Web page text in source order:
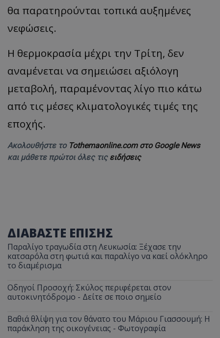
θα παρατηρούνται τοπικά αυξημένες
νεφώσεις.
Η θερμοκρασία μέχρι την Τρίτη, δεν
αναμένεται να σημειώσει αξιόλογη
μεταβολή, παραμένοντας λίγο πιο κάτω
από τις μέσες κλιματολογικές τιμές της
εποχής.
Ακολουθήστε το Tothemaonline.com στο Google News
και μάθετε πρώτοι όλες τις ειδήσεις
ΔΙΑΒΑΣΤΕ ΕΠΙΣΗΣ
Παραλίγο τραγωδία στη Λευκωσία: Ξέχασε την
κατσαρόλα στη φωτιά και παραλίγο να καεί ολόκληρο
το διαμέρισμα
Οδηγοί Προσοχή: Σκύλος περιφέρεται στον
αυτοκινητόδρομο - Δείτε σε ποιο σημείο
Βαθιά θλίψη για τον θάνατο του Μάριου Γιασσουμή: Η
παράκληση της οικογένειας - Φωτογραφία